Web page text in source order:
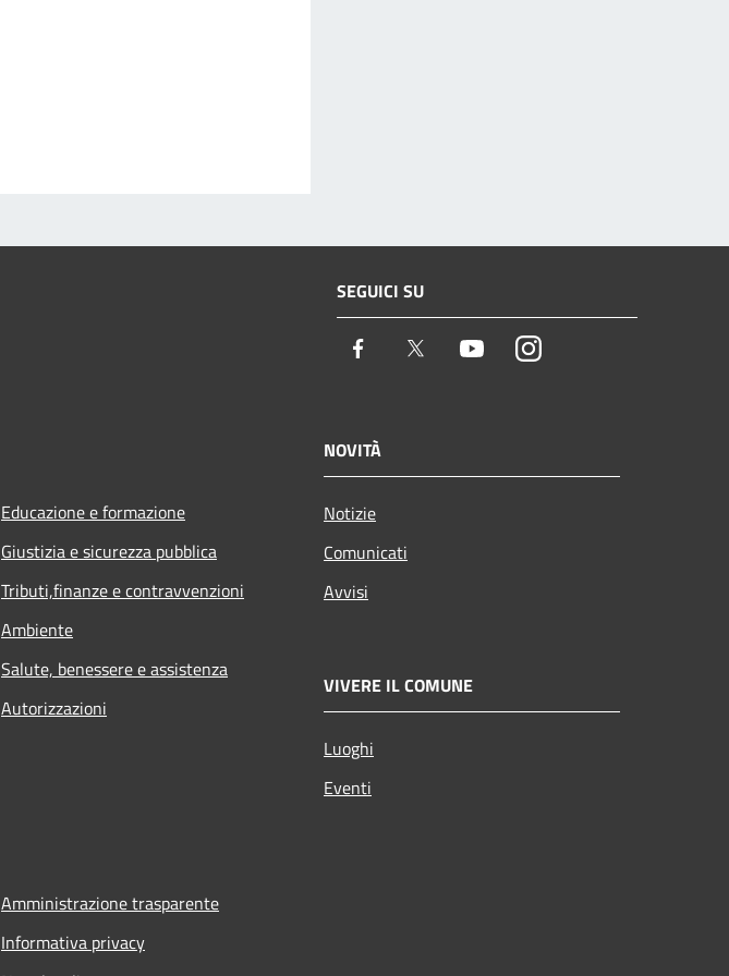
SEGUICI SU
Facebook Twitter YoutubeInstagram
Educazione e formazione
Giustizia e sicurezza pubblica
Tributi,finanze e contravvenzioni
Ambiente
Salute, benessere e assistenza
Autorizzazioni
NOVITÀ
Notizie
Comunicati
Avvisi
VIVERE IL COMUNE
Luoghi
Eventi
Amministrazione trasparente
Informativa privacy